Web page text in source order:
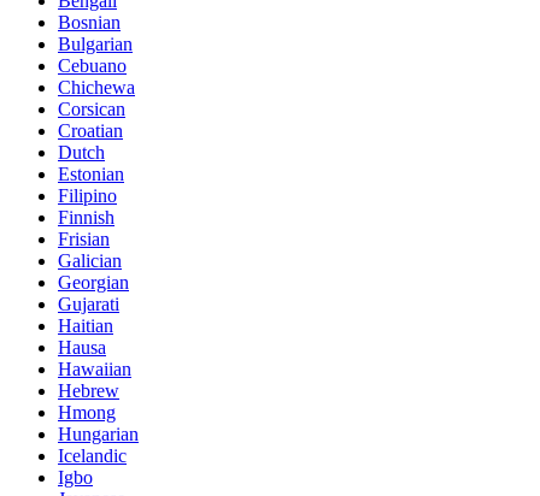
Bosnian
Bulgarian
Cebuano
Chichewa
Corsican
Croatian
Dutch
Estonian
Filipino
Finnish
Frisian
Galician
Georgian
Gujarati
Haitian
Hausa
Hawaiian
Hebrew
Hmong
Hungarian
Icelandic
Igbo